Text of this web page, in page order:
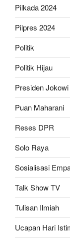
Pilkada 2024
Pilpres 2024
Politik
Politik Hijau
Presiden Jokowi
Puan Maharani
Reses DPR
Solo Raya
Sosialisasi
Talk Show TV
Tulisan Ilmiah
Ucapan Hari